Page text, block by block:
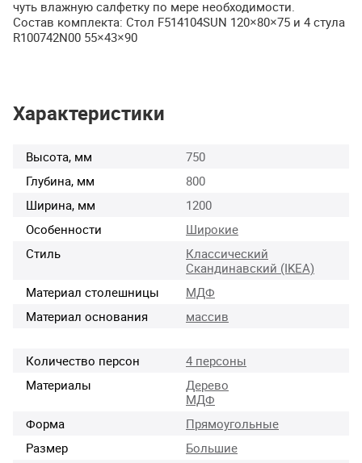
чуть влажную салфетку по мере необходимости.
Состав комплекта: Стол F514104SUN 120×80×75 и 4 стула
R100742N00 55×43×90
Характеристики
Высота, мм
750
Глубина, мм
800
Ширина, мм
1200
Особенности
Широкие
Стиль
Классический
Скандинавский (IKEA)
Материал столешницы
МДФ
Материал основания
массив
Количество персон
4 персоны
Материалы
Дерево
МДФ
Форма
Прямоугольные
Размер
Большие